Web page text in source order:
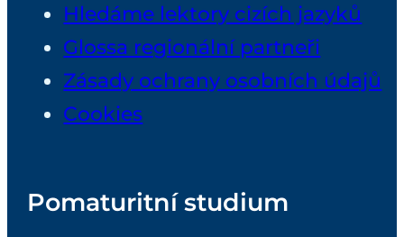
Hledáme lektory cizích jazyků
Glossa regionální partneři
Zásady ochrany osobních údajů
Cookies
Pomaturitní studium